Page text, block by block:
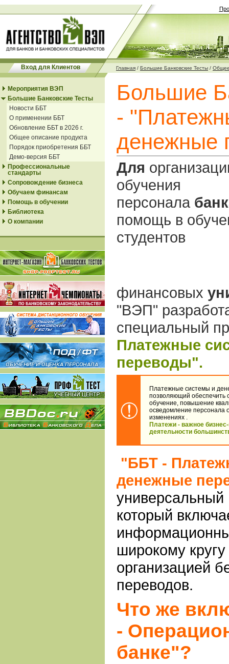
Вход для Клиентов Главная / Большие Банковские Тесты / Общее
Мероприятия ВЭП
Большие Банковские Тесты
Новости ББТ
О применении ББТ
Обновление ББТ в 2026 г.
Общее описание продукта
Порядок приобретения ББТ
Демо-версия ББТ
Профессиональные
стандарты
Сопровождение бизнеса
Обучаем финансам
Помощь в обучении
Библиотека
О компании
Большие
-
денежные
Для
обучения
персонала
помощь в
студентов
финансовых
"ВЭП"
специальный
Платежные
переводы".
Платежные системы и
позволяющий обеспечить
обучение, повышение
осведомление персонала
изменениях .
Платежи - важное
деятельности
"ББТ -
денежные
универсальный
который
широкому
организацией
переводов.
Что же
-
банке"?